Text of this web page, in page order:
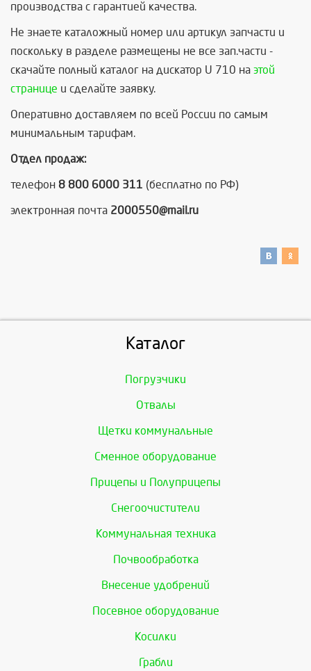
производства с гарантией качества.
Не знаете каталожный номер или артикул запчасти и
поскольку в разделе размещены не все зап.части -
скачайте полный каталог на дискатор U 710 на этой
странице и сделайте заявку.
Оперативно доставляем по всей России по самым
минимальным тарифам.
Отдел продаж:
телефон 8 800 6000 311 (бесплатно по РФ)
электронная почта 2000550@mail.ru
Каталог
Погрузчики
Отвалы
Щетки коммунальные
Сменное оборудование
Прицепы и Полуприцепы
Снегоочистители
Коммунальная техника
Почвообработка
Внесение удобрений
Посевное оборудование
Косилки
Грабли